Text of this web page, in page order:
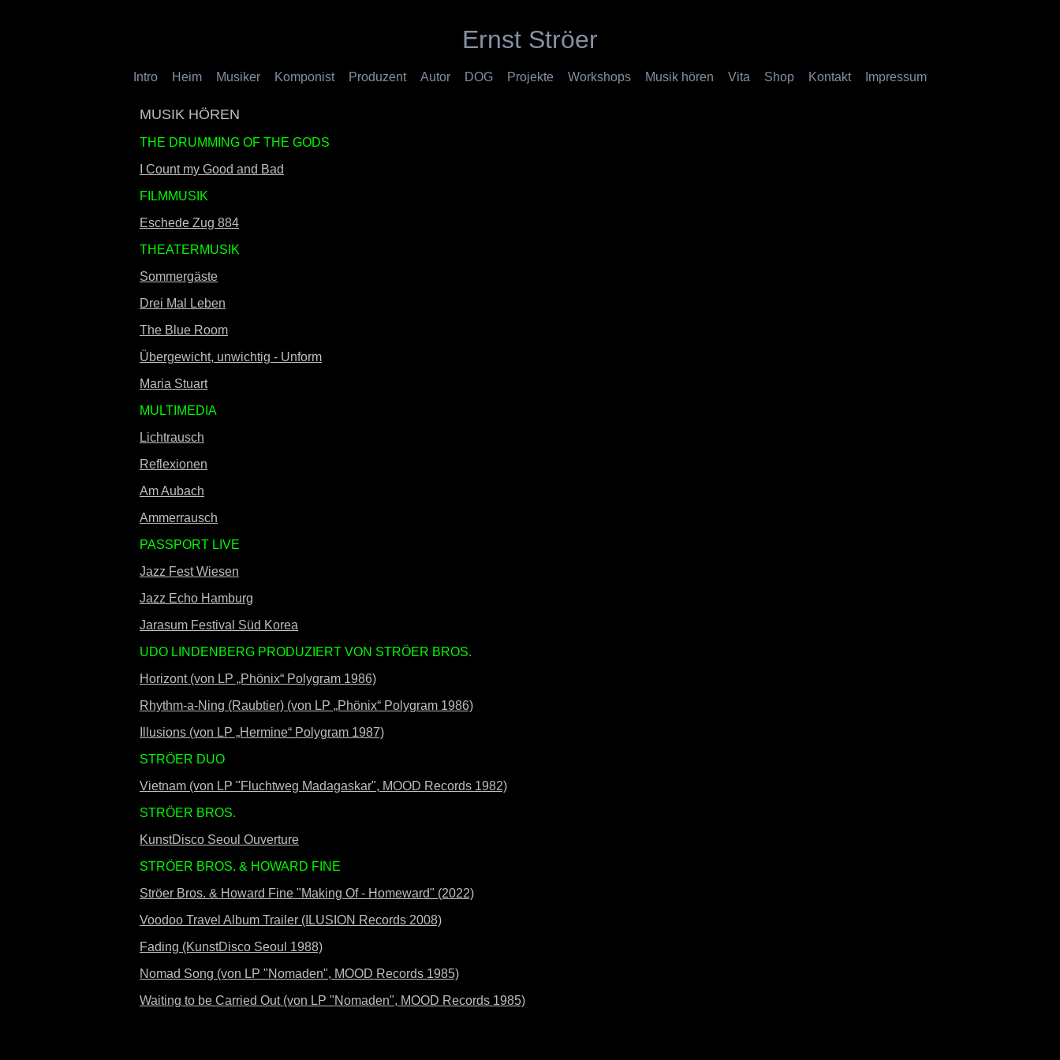
Ernst Ströer
Intro Heim Musiker Komponist Produzent Autor DOG Projekte Workshops Musik hören Vita Shop Kontakt Impressum
MUSIK HÖREN
THE DRUMMING OF THE GODS
I Count my Good and Bad
FILMMUSIK
Eschede Zug 884
THEATERMUSIK
Sommergäste
Drei Mal Leben
The Blue Room
Übergewicht, unwichtig - Unform
Maria Stuart
MULTIMEDIA
Lichtrausch
Reflexionen
Am Aubach
Ammerrausch
PASSPORT LIVE
Jazz Fest Wiesen
Jazz Echo Hamburg
Jarasum Festival Süd Korea
UDO LINDENBERG PRODUZIERT VON STRÖER BROS.
Horizont (von LP „Phönix“ Polygram 1986)
Rhythm-a-Ning (Raubtier) (von LP „Phönix“ Polygram 1986)
Illusions (von LP „Hermine“ Polygram 1987)
STRÖER DUO
Vietnam (von LP "Fluchtweg Madagaskar", MOOD Records 1982)
STRÖER BROS.
KunstDisco Seoul Ouverture
STRÖER BROS. & HOWARD FINE
Ströer Bros. & Howard Fine "Making Of - Homeward" (2022)
Voodoo Travel Album Trailer (ILUSION Records 2008)
Fading (KunstDisco Seoul 1988)
Nomad Song (von LP "Nomaden", MOOD Records 1985)
Waiting to be Carried Out (von LP "Nomaden", MOOD Records 1985)